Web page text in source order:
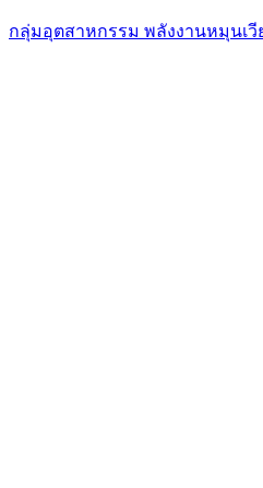
กลุ่มอุตสาหกรรม พลังงานหมุนเวี